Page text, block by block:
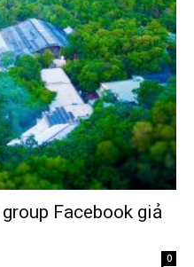
Facebook giả
0